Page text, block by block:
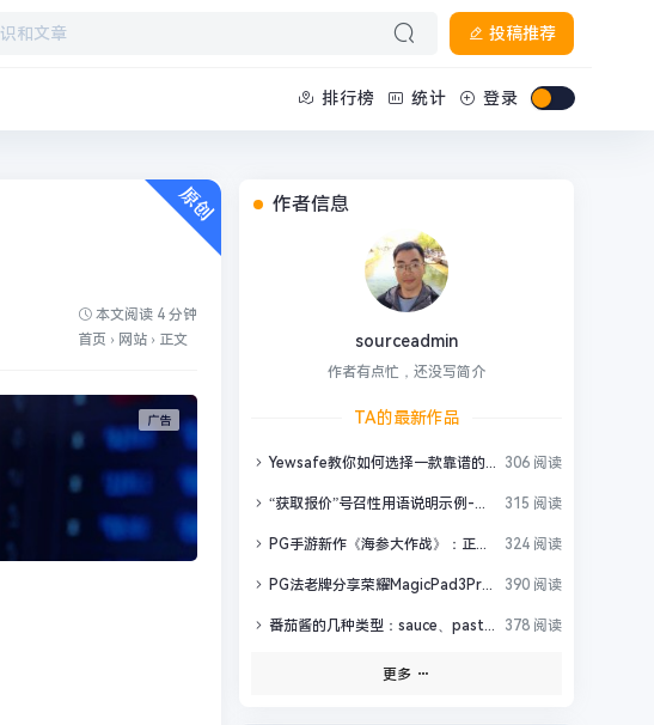
投稿推荐
排行榜 统计 登录
本文阅读 4 分钟
首页 › 网站 › 正文
作者信息
sourceadmin
作者有点忙，还没写简介
TA的最新作品
Yewsafe教你如何选择一款靠谱的高防CDN？ 306 阅读
“获取报价”号召性用语说明示例-英语 315 阅读
PG手游新作《海参大作战》：正式版更新Boss战与16大关卡 324 阅读
PG法老牌分享荣耀MagicPad3Pro12.3全球最薄与UFCS认证 390 阅读
番茄酱的几种类型：sauce、paste、ketchup、juice、pulp 378 阅读
更多